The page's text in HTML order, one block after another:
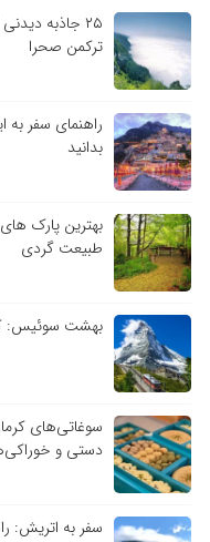
۲۵ جاذبه
ترکمن صحرا
راهنمای سفر به
بدانید
بهترین پارک
طبیعت گردی
بهشت سوئیس: کشف ۱۰ مکان گردشگری
سوغاتی‌های
دستی و
سفر به اتریش: